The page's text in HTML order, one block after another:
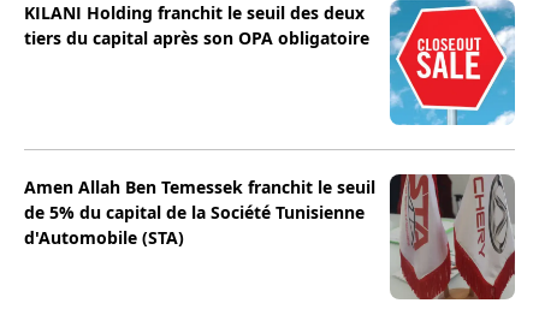
KILANI Holding franchit le seuil des deux
tiers du capital après son OPA obligatoire
Amen Allah Ben Temessek franchit le seuil
de 5% du capital de la Société Tunisienne
d'Automobile (STA)